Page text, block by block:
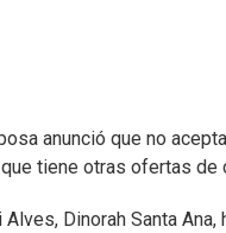
anunció que no
tiene otras ofertas de
Alves, Dinorah Santa